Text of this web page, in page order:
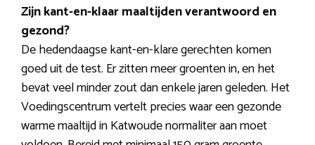
Zijn kant-en-klaar maaltijden verantwoord en
gezond?
De hedendaagse kant-en-klare gerechten komen
goed uit de test. Er zitten meer groenten in, en het
bevat veel minder zout dan enkele jaren geleden. Het
Voedingscentrum vertelt precies waar een gezonde
warme maaltijd in Katwoude normaliter aan moet